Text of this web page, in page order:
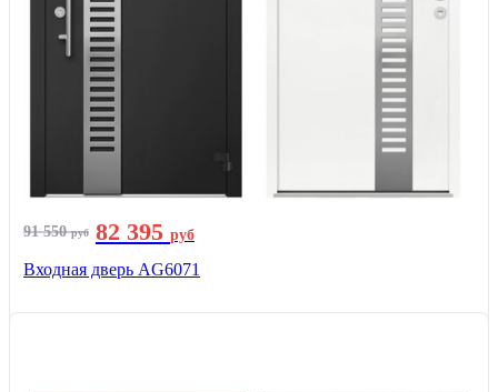
91 550руб 82 395 руб
Входная дверь AG6071